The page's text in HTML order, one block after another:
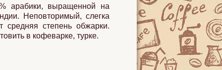
арабики, выращенной на
Неповторимый, слегка
средняя степень обжарки.
в кофеварке, турке.